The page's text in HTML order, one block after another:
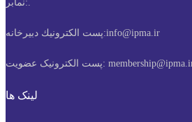
نمابر:.
پست الكترونيك دبیرخانه:info@ipma.ir
پست الکترونیک عضویت:
لینک ها